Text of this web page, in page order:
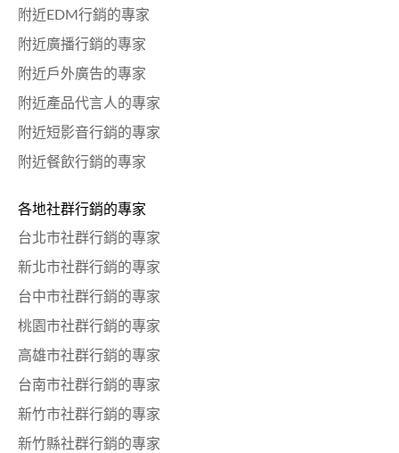
附近EDM行銷的專家
附近廣播行銷的專家
附近戶外廣告的專家
附近產品代言人的專家
附近短影音行銷的專家
附近餐飲行銷的專家
各地社群行銷的專家
台北市社群行銷的專家
新北市社群行銷的專家
台中市社群行銷的專家
桃園市社群行銷的專家
高雄市社群行銷的專家
台南市社群行銷的專家
新竹市社群行銷的專家
新竹縣社群行銷的專家